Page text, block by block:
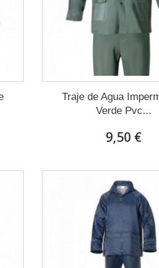
Traje de Agua
Verde Pvc...
9,50 €